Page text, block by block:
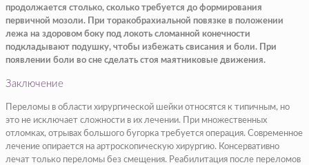
продолжается столько, сколько требуется до формирования
первичной мозоли. При торакобрахиальной повязке в положении
лежа на здоровом боку под локоть сломанной конечности
подкладывают подушку, чтобы избежать свисания и боли. При
появлении боли во сне сделать стоя маятниковые движения.
Заключение
Переломы в области хирургической шейки относятся к типичным, но
это не исключает сложности в их лечении. При множественных
отломках, отрывах большого бугорка требуется операция. Современное
лечение опирается на артроскопическую хирургию. Консервативно
лечат только переломы без смещения. Реабилитация после переломов